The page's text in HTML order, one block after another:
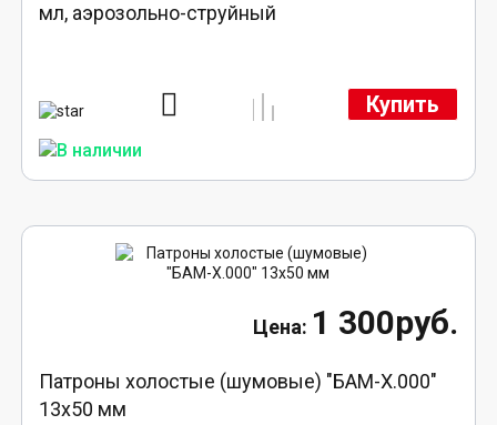
мл, аэрозольно-струйный
Купить
1 300руб.
Патроны холостые (шумовые) "БАМ-Х.000"
13х50 мм